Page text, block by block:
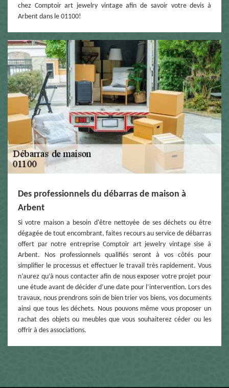
chez Comptoir art jewelry vintage afin de savoir votre devis à
Arbent dans le 01100!
Des professionnels du débarras de maison à
Arbent
Si votre maison a besoin d'être nettoyée de ses déchets ou être
dégagée de tout encombrant, faites recours au service de débarras
offert par notre entreprise Comptoir art jewelry vintage sise à
Arbent. Nos professionnels qualifiés seront à vos côtés pour
simplifier le processus et effectuer le travail très rapidement. Vous
n’aurez qu’à nous contacter afin de nous exposer votre projet pour
une étude avant de décider d’une date pour l’intervention. Lors des
travaux, nous prendrons soin de bien trier vos biens, vos documents
ainsi que tous les déchets. Nous pouvons même vous proposer un
rachat des objets ou meubles que vous souhaiterez céder ou les
offrir à des associations.